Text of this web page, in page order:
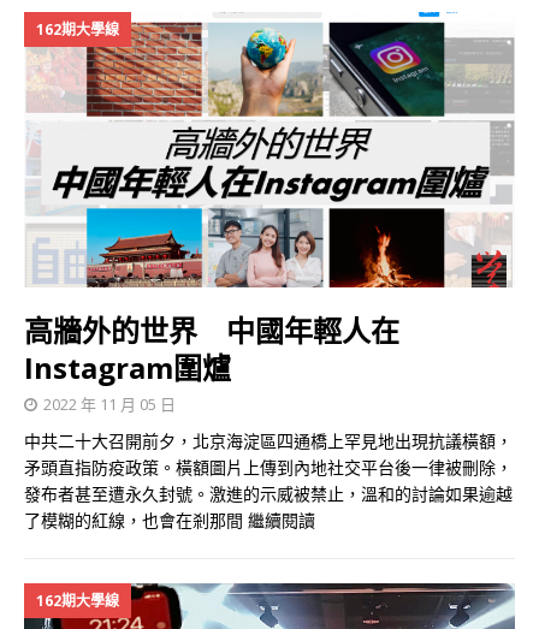
162期大學線
高牆外的世界 中國年輕人在
Instagram圍爐
2022 年 11 月 05 日
中共二十大召開前夕，北京海淀區四通橋上罕見地出現抗議橫額，
矛頭直指防疫政策。橫額圖片上傳到內地社交平台後一律被刪除，
發布者甚至遭永久封號。激進的示威被禁止，溫和的討論如果逾越
了模糊的紅線，也會在剎那間 繼續閱讀
162期大學線